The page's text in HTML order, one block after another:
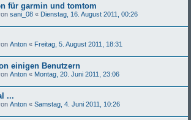
für garmin und tomtom
sani_08 « Dienstag, 16. August 2011, 00:26
Anton « Freitag, 5. August 2011, 18:31
einigen Benutzern
Anton « Montag, 20. Juni 2011, 23:06
...
Anton « Samstag, 4. Juni 2011, 10:26